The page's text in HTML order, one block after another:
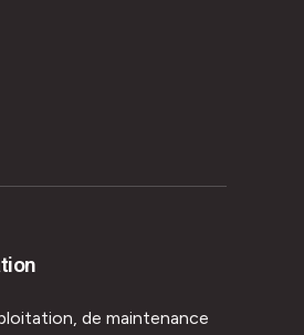
de maintenance